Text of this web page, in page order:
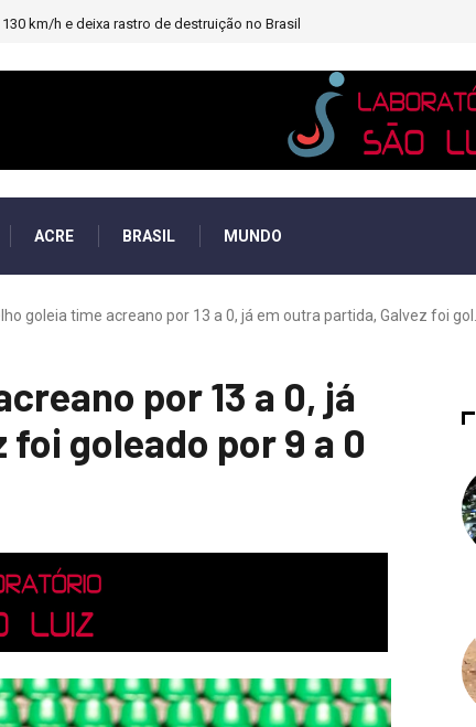
km/h e deixa rastro de destruição no Brasil
ACRE BRASIL MUNDO
goleia time acreano por 13 a 0, já em outra partida, Galvez foi gol...
por 13 a 0, já
goleado por 9 a 0